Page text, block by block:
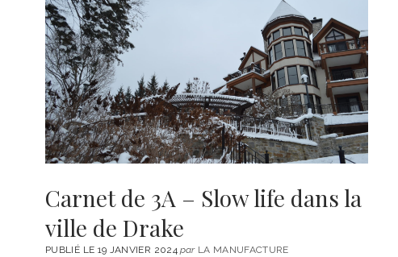
Carnet de 3A – Slow life dans la
ville de Drake
PUBLIÉ LE 19 JANVIER 2024parLA MANUFACTURE